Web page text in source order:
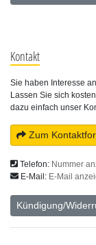
Kontakt
Sie haben Interesse
Lassen Sie sich
dazu einfach unser
Zum
Telefon: Nummer
E-Mail: E-Mail
Kündigung/